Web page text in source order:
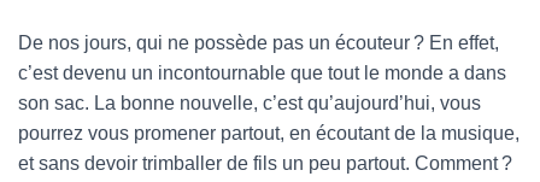
De nos jours, qui ne possède pas un écouteur ? En effet,
c’est devenu un incontournable que tout le monde a dans
son sac. La bonne nouvelle, c’est qu’aujourd’hui, vous
pourrez vous promener partout, en écoutant de la musique,
et sans devoir trimballer de fils un peu partout. Comment ?